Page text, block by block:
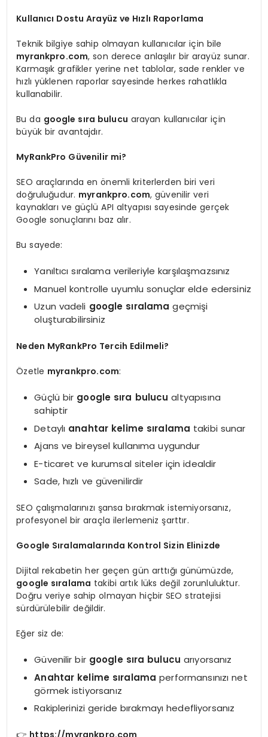
Kullanıcı Dostu Arayüz ve Hızlı Raporlama
Teknik bilgiye sahip olmayan kullanıcılar için bile
myrankpro.com, son derece anlaşılır bir arayüz sunar.
Karmaşık grafikler yerine net tablolar, sade renkler ve
hızlı yüklenen raporlar sayesinde herkes rahatlıkla
kullanabilir.
Bu da google sıra bulucu arayan kullanıcılar için
büyük bir avantajdır.
MyRankPro Güvenilir mi?
SEO araçlarında en önemli kriterlerden biri veri
doğruluğudur. myrankpro.com, güvenilir veri
kaynakları ve güçlü API altyapısı sayesinde gerçek
Google sonuçlarını baz alır.
Bu sayede:
Yanıltıcı sıralama verileriyle karşılaşmazsınız
Manuel kontrolle uyumlu sonuçlar elde edersiniz
Uzun vadeli google sıralama geçmişi
oluşturabilirsiniz
Neden MyRankPro Tercih Edilmeli?
Özetle myrankpro.com:
Güçlü bir google sıra bulucu altyapısına
sahiptir
Detaylı anahtar kelime sıralama takibi sunar
Ajans ve bireysel kullanıma uygundur
E-ticaret ve kurumsal siteler için idealdir
Sade, hızlı ve güvenilirdir
SEO çalışmalarınızı şansa bırakmak istemiyorsanız,
profesyonel bir araçla ilerlemeniz şarttır.
Google Sıralamalarında Kontrol Sizin Elinizde
Dijital rekabetin her geçen gün arttığı günümüzde,
google sıralama takibi artık lüks değil zorunluluktur.
Doğru veriye sahip olmayan hiçbir SEO stratejisi
sürdürülebilir değildir.
Eğer siz de:
Güvenilir bir google sıra bulucu arıyorsanız
Anahtar kelime sıralama performansınızı net
görmek istiyorsanız
Rakiplerinizi geride bırakmayı hedefliyorsanız
👉 https://myrankpro.com